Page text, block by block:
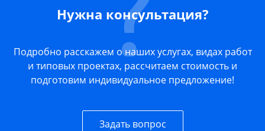
Нужна консультация?
Подробно расскажем о наших услугах, видах работ
и типовых проектах, рассчитаем стоимость и
подготовим индивидуальное предложение!
Задать вопрос